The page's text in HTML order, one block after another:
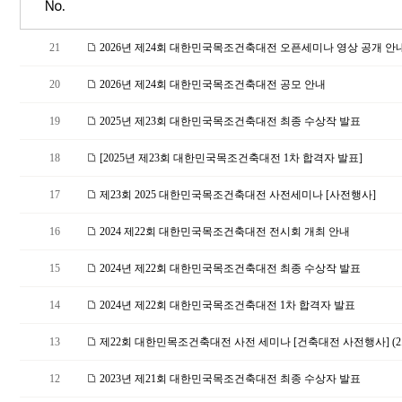
No.
21 2026년 제24회 대한민국목조건축대전 오픈세미나 영상 공개 안
20 2026년 제24회 대한민국목조건축대전 공모 안내
19 2025년 제23회 대한민국목조건축대전 최종 수상작 발표
18 [2025년 제23회 대한민국목조건축대전 1차 합격자 발표]
17 제23회 2025 대한민국목조건축대전 사전세미나 [사전행사]
16 2024 제22회 대한민국목조건축대전 전시회 개최 안내
15 2024년 제22회 대한민국목조건축대전 최종 수상작 발표
14 2024년 제22회 대한민국목조건축대전 1차 합격자 발표
13 제22회 대한민목조건축대전 사전 세미나 [건축대전 사전행사]
12 2023년 제21회 대한민국목조건축대전 최종 수상자 발표